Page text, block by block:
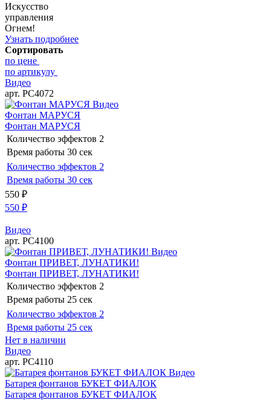
Искусство
управления
Огнем!
Узнать подробнее
Сортировать
по цене
по артикулу
Видео
арт. РС4072
Видео
Фонтан МАРУСЯ
Фонтан МАРУСЯ
Количество эффектов 2
Время работы 30 сек
Количество эффектов 2
Время работы 30 сек
550 ₽
550 ₽
Видео
арт. РС4100
Видео
Фонтан ПРИВЕТ, ЛУНАТИКИ!
Фонтан ПРИВЕТ, ЛУНАТИКИ!
Количество эффектов 2
Время работы 25 сек
Количество эффектов 2
Время работы 25 сек
Нет в наличии
Видео
арт. РС4110
Видео
Батарея фонтанов БУКЕТ ФИАЛОК
Батарея фонтанов БУКЕТ ФИАЛОК